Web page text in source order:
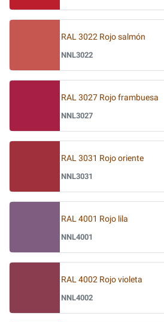
RAL 3022 Rojo salmón
NNL3022
RAL 3027 Rojo frambuesa
NNL3027
RAL 3031 Rojo oriente
NNL3031
RAL 4001 Rojo lila
NNL4001
RAL 4002 Rojo violeta
NNL4002